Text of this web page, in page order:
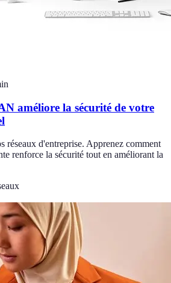
améliore la sécurité de votre
réseaux d'entreprise. Apprenez comment
renforce la sécurité tout en améliorant la